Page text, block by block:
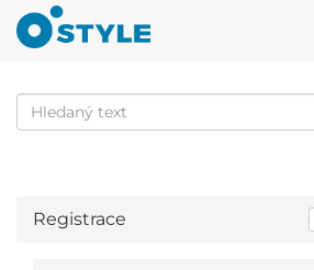
Registrace